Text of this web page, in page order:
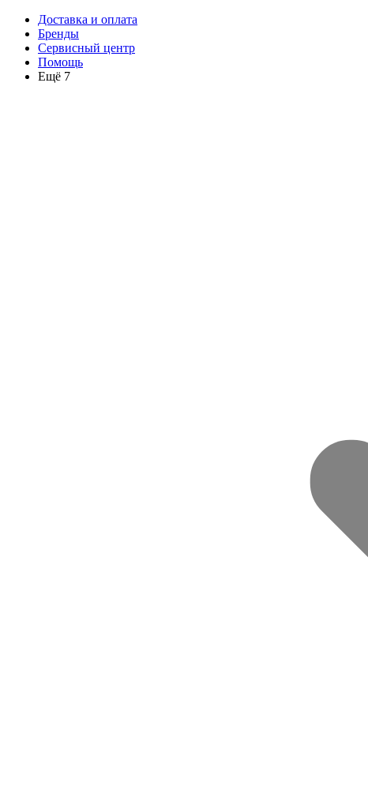
Доставка и оплата
Бренды
Сервисный центр
Помощь
Ещё 7